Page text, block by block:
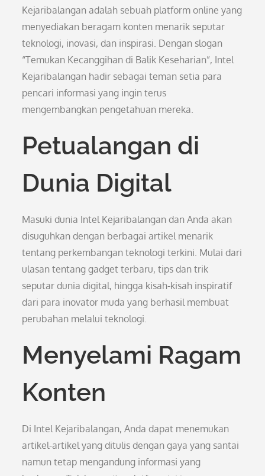
Kejaribalangan adalah sebuah platform online yang
menyediakan beragam konten menarik seputar
teknologi, inovasi, dan inspirasi. Dengan slogan
“Temukan Kecanggihan di Balik Keseharian”, Intel
Kejaribalangan hadir sebagai teman setia para
pencari informasi yang ingin terus
mengembangkan pengetahuan mereka.
Petualangan di
Dunia Digital
Masuki dunia Intel Kejaribalangan dan Anda akan
disuguhkan dengan berbagai artikel menarik
tentang perkembangan teknologi terkini. Mulai dari
ulasan tentang gadget terbaru, tips dan trik
seputar dunia digital, hingga kisah-kisah inspiratif
dari para inovator muda yang berhasil membuat
perubahan melalui teknologi.
Menyelami Ragam
Konten
Di Intel Kejaribalangan, Anda dapat menemukan
artikel-artikel yang ditulis dengan gaya yang santai
namun tetap mengandung informasi yang